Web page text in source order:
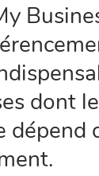
dont
dépend